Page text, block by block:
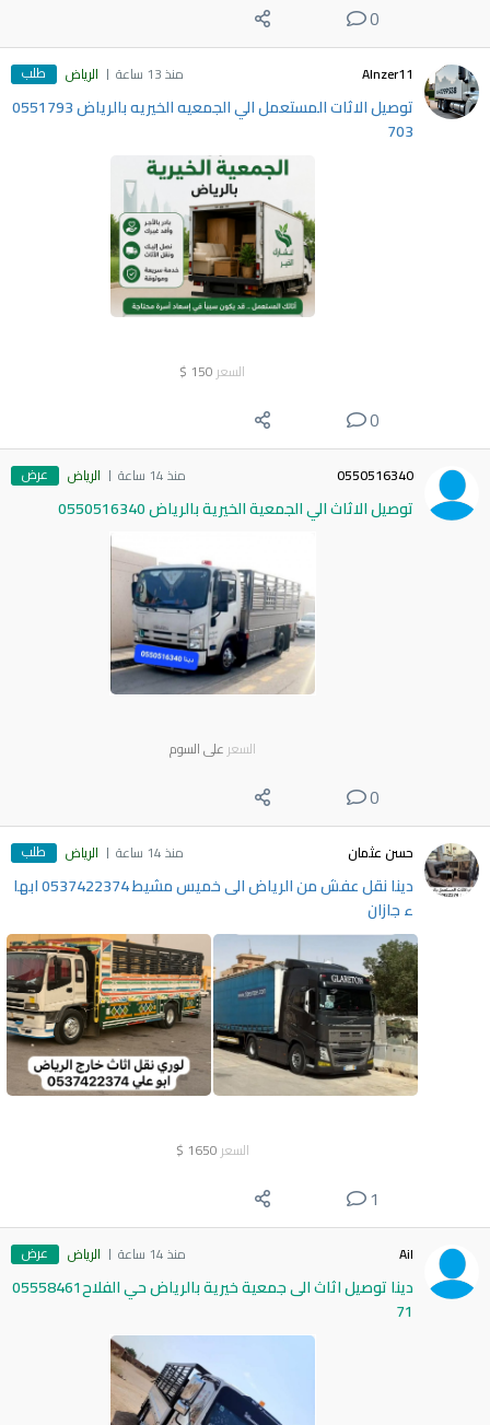
0
Alnzer11 منذ 13 ساعة الرياض طلب
توصيل الاثات المستعمل الي الجمعيه الخيريه بالرياض 0551793
703
السعر 150
$
0
0550516340 منذ 14 ساعة الرياض عرض
توصيل الاثاث الي الجمعية الخيرية بالرياض 0550516340
السعر على السوم
0
حسن عثمان منذ 14 ساعة الرياض طلب
دينا نقل عفش من الرياض الى خميس مشيط 0537422374 ابها
ء جازان
السعر 1650
$
1
Ail منذ 14 ساعة الرياض عرض
دينا توصيل اثاث الى جمعية خيرية بالرياض حي الفلاح05558461
71